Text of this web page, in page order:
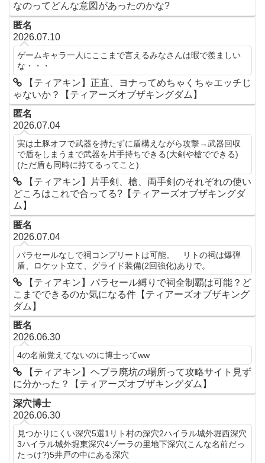
なのってどんな意図があったのかな?
匿名
2026.07.10
ゲームキャラ一人にここまで言えるみなさんは暇で羨ましい
な・・・
【ティアキン】正直、ヨナってめちゃくちゃエッチじ
ゃないか？【ティアーズオブザキングダム】
匿名
2026.07.04
実は土豚オフで武器を持たずに盾構えながら攻撃→武器回収
で盾をしまうまで武器を片手持ちできる(大剣や槍でできる)
(ただ盾も同時に持てるってこと)
【ティアキン】片手剣、槍、両手剣のそれぞれの使い
どころはこれで合ってる?【ティアーズオブザキングダ
ム】
匿名
2026.07.04
パラセールなしで祠コンプリートは可能。 リトの祠は爆弾
盾、ロケット立て、グライド装備(2回強化)ありで。
【ティアキン】パラセール縛りで祠全制覇は可能？ど
こまでできるのか気になる件【ティアーズオブザキング
ダム】
匿名
2026.06.30
4の名前覚えてないのに博士ってww
【ティアキン】ヘブラ廃坑の場所って攻略サイト見ず
に分かった？【ティアーズオブザキングダム】
深穴博士
2026.06.30
見つかりにくい深穴5選1リト村の深穴2ハイラル城外堀西深穴
3ハイラル城外堀東深穴4ゾーラの里地下深穴(こんな名前だっ
たっけ?)5井戸の中にある深穴